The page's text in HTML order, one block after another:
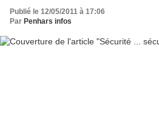
Publié le 12/05/2011 à 17:06
Par Penhars infos